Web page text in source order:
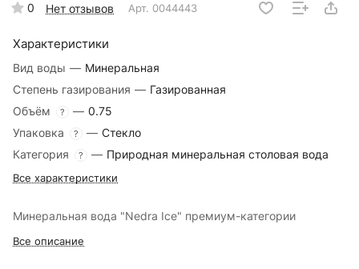
0 Нет отзывов Арт. 0044443
Характеристики
Вид воды — Минеральная
Степень газирования — Газированная
Объём
? — 0.75
Упаковка
? — Стекло
Категория
? — Природная минеральная столовая вода
Все характеристики
Минеральная вода "Nedra Ice" премиум-категории
Все описание